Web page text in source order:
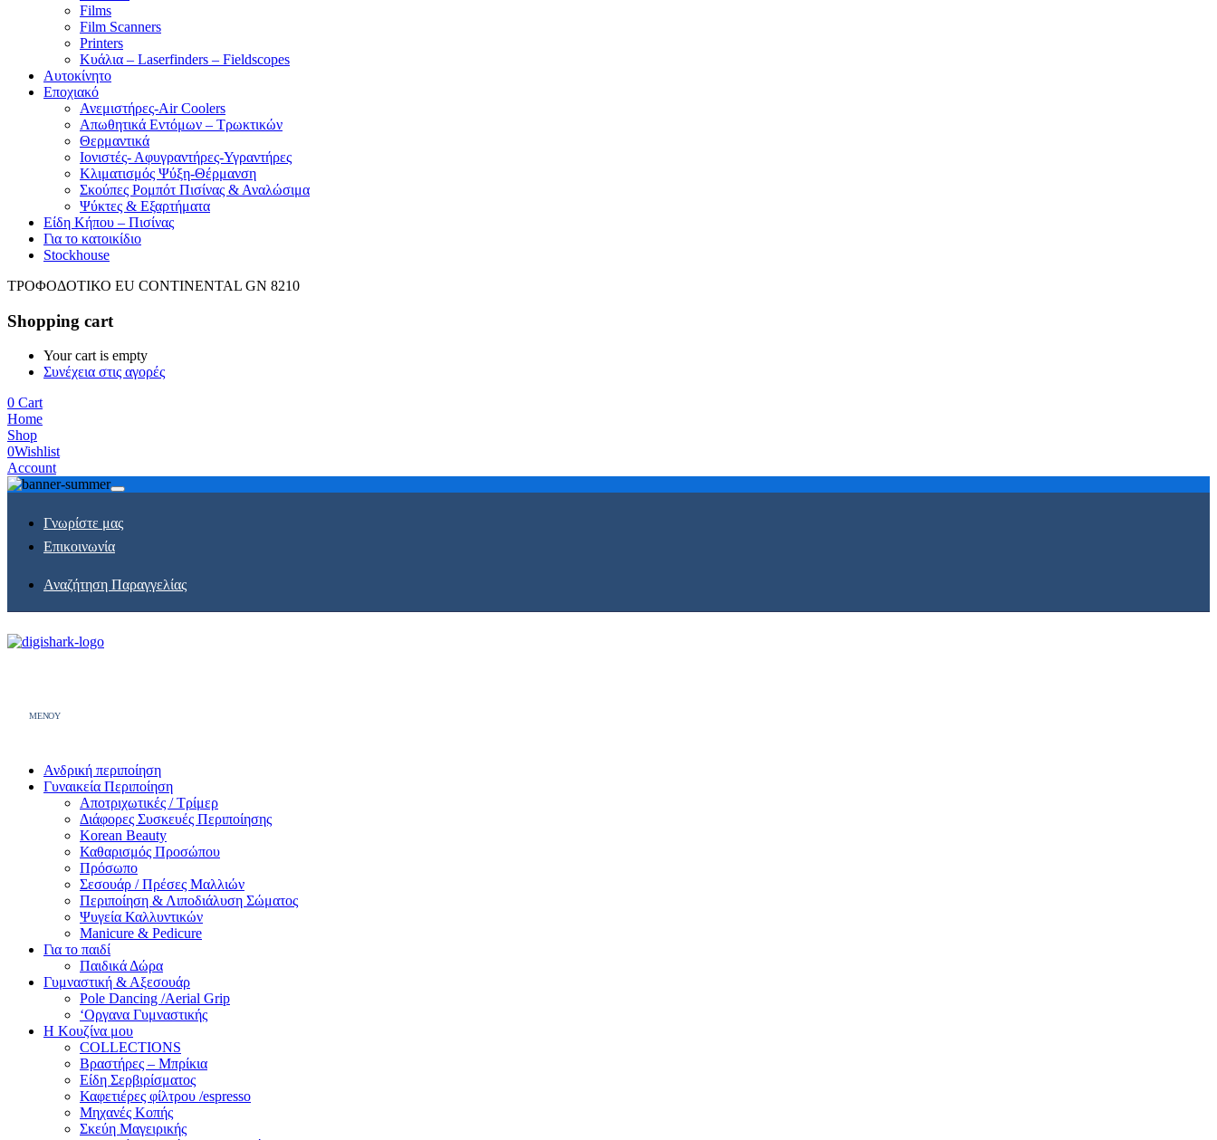
Films
Film Scanners
Printers
Κυάλια – Laserfinders – Fieldscopes
Αυτοκίνητο
Εποχιακό
Ανεμιστήρες-Air Coolers
Απωθητικά Εντόμων – Τρωκτικών
Θερμαντικά
Ιονιστές- Αφυγραντήρες-Υγραντήρες
Κλιματισμός Ψύξη-Θέρμανση
Σκούπες Ρομπότ Πισίνας & Αναλώσιμα
Ψύκτες & Εξαρτήματα
Είδη Κήπου – Πισίνας
Για το κατοικίδιο
Stockhouse
ΤΡΟΦΟΔΟΤΙΚΟ EU CONTINENTAL GN 8210
Shopping cart
Your cart is empty
Συνέχεια στις αγορές
0 Cart
Home
Shop
0Wishlist
Account
Γνωρίστε μας
Επικοινωνία
Αναζήτηση Παραγγελίας
MENOY
Ανδρική περιποίηση
Γυναικεία Περιποίηση
Αποτριχωτικές / Τρίμερ
Διάφορες Συσκευές Περιποίησης
Korean Beauty
Καθαρισμός Προσώπου
Πρόσωπο
Σεσουάρ / Πρέσες Μαλλιών
Περιποίηση & Λιποδιάλυση Σώματος
Ψυγεία Καλλυντικών
Manicure & Pedicure
Για το παιδί
Παιδικά Δώρα
Γυμναστική & Αξεσουάρ
Pole Dancing /Aerial Grip
‘Οργανα Γυμναστικής
Η Κουζίνα μου
COLLECTIONS
Βραστήρες – Μπρίκια
Είδη Σερβιρίσματος
Καφετιέρες φίλτρου /espresso
Μηχανές Κοπής
Σκεύη Μαγειρικής